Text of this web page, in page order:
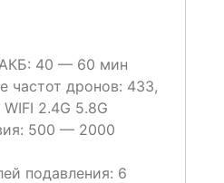
40 — 60 мин
частот дронов: 433,
2.4G 5.8G
: 500 — 2000
подавления: 6